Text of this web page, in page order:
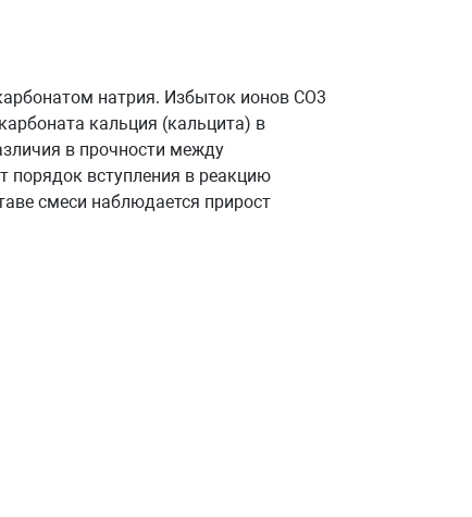
натрия. Избыток ионов CO3
кальция (кальцита) в
в прочности между
порядок вступления в реакцию
смеси наблюдается прирост